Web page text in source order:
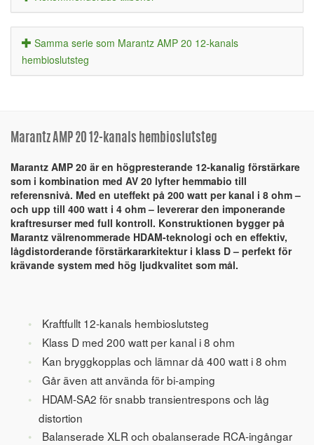
Samma serie som Marantz AMP 20 12-kanals
hembioslutsteg
Marantz AMP 20 12-kanals hembioslutsteg
Marantz AMP 20 är en högpresterande 12-kanalig förstärkare
som i kombination med AV 20 lyfter hemmabio till
referensnivå. Med en uteffekt på 200 watt per kanal i 8 ohm –
och upp till 400 watt i 4 ohm – levererar den imponerande
kraftresurser med full kontroll. Konstruktionen bygger på
Marantz välrenommerade HDAM-teknologi och en effektiv,
lågdistorderande förstärkararkitektur i klass D – perfekt för
krävande system med hög ljudkvalitet som mål.
Kraftfullt 12-kanals hembioslutsteg
Klass D med 200 watt per kanal i 8 ohm
Kan bryggkopplas och lämnar då 400 watt i 8 ohm
Går även att använda för bi-amping
HDAM-SA2 för snabb transientrespons och låg
distortion
Balanserade XLR och obalanserade RCA-ingångar